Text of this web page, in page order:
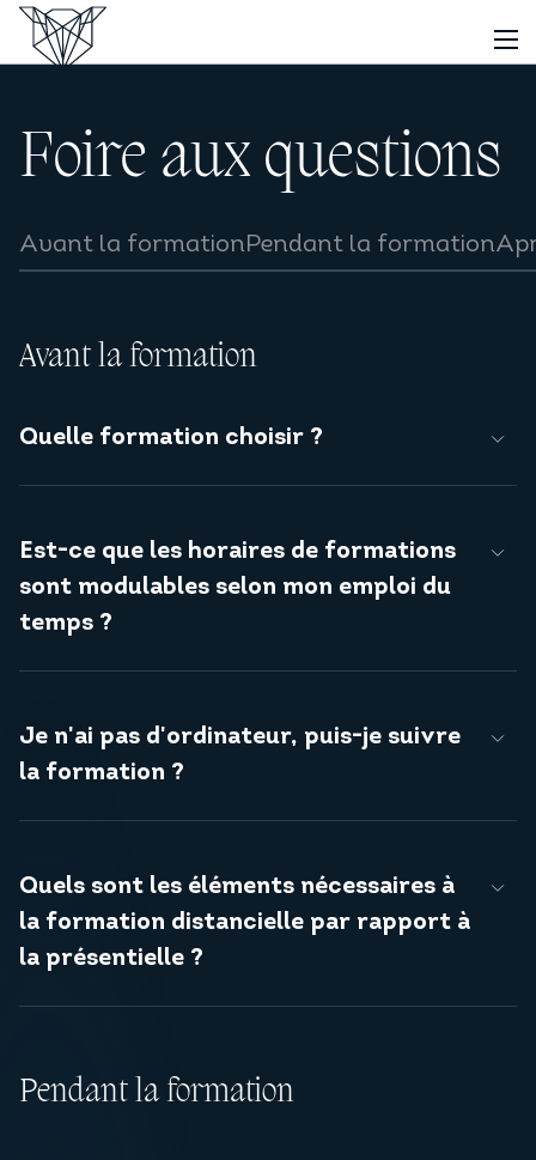
Foire aux questions
Avant la formationPendant la formation
Avant la formation
Quelle formation choisir ?
Est-ce que les horaires de formations
sont modulables selon mon emploi du
temps ?
Je n'ai pas d'ordinateur, puis-je suivre
la formation ?
Quels sont les éléments nécessaires à
la formation distancielle par rapport à
la présentielle ?
Pendant la formation